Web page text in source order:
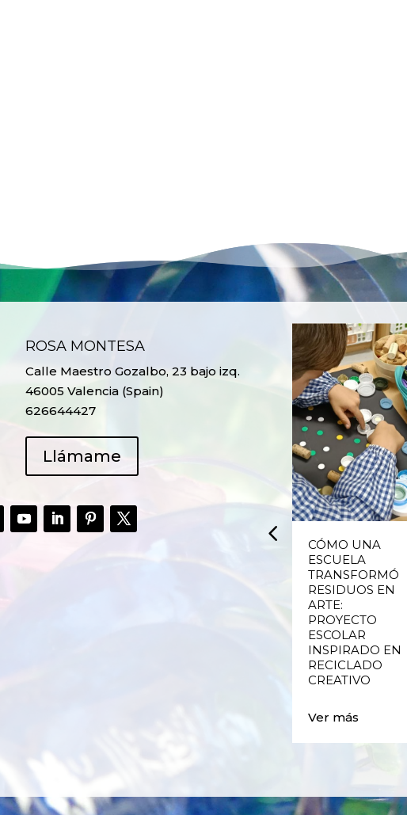
ROSA MONTESA
Calle Maestro Gozalbo, 23 bajo izq.
46005 Valencia (Spain)
626644427
Llámame
RECICLADO EN
CÓMO UNA
ESCUELA
TRANSFORMÓ
RESIDUOS EN
ARTE:
PROYECTO
ESCOLAR
INSPIRADO EN
RECICLADO
CREATIVO
Ver más